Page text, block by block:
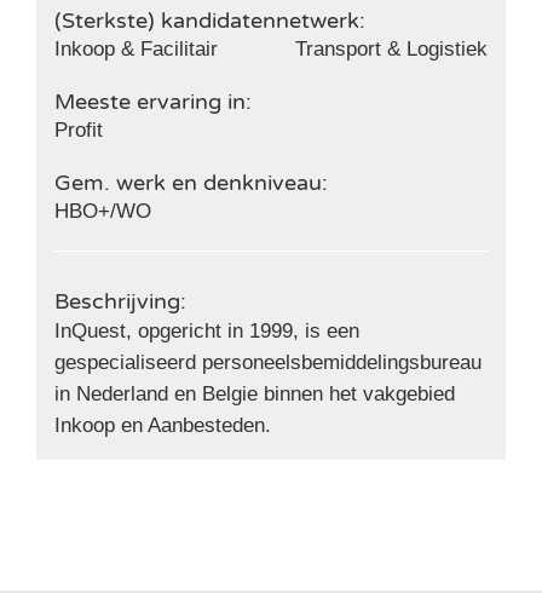
(Sterkste) kandidatennetwerk:
Inkoop & Facilitair Transport & Logistiek
Meeste ervaring in:
Profit
Gem. werk en denkniveau:
HBO+/WO
Beschrijving:
InQuest, opgericht in 1999, is een
gespecialiseerd personeelsbemiddelingsbureau
in Nederland en Belgie binnen het vakgebied
Inkoop en Aanbesteden.